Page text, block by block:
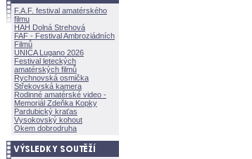
F.A.F. festival amatérského
filmu
HAH Dolná Strehov
FAF - Festival Ambroziádních
Filmů
UNICA Lugano 2026
Festival leteckých
amatérských filmů
Rychnovská osmička
Střekovská kamera
Rodinné amatérské video -
Memoriál Zdeňka Kopky
Pardubický kraťas
Vysokovský kohout
Okem dobrodruha